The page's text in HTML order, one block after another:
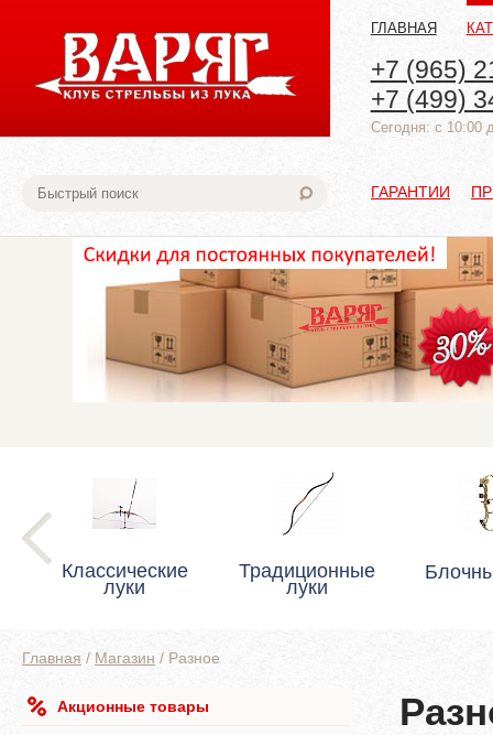
ГЛАВНАЯ
+7 (965)
+7 (499)
Cегодня: с 10:00
ГАРАНТИИ
Классические
луки
Традиционные
луки
Главная / Магазин / Разное
Акционные товары